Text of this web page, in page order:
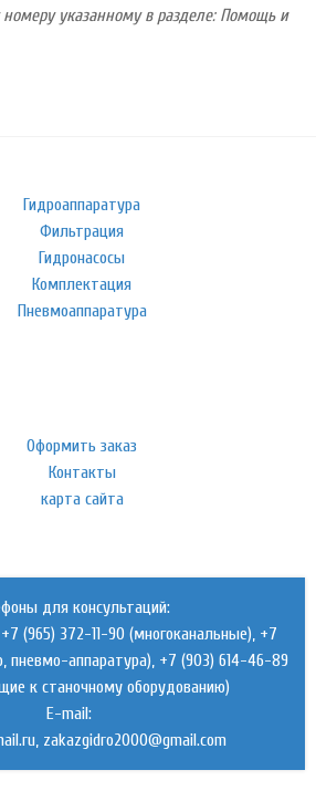
номеру указанному в разделе: Помощь и
Гидроаппаратура
Фильтрация
Гидронасосы
Комплектация
Пневмоаппаратура
Оформить заказ
Контакты
карта сайта
для консультаций:
(965) 372-11-90 (многоканальные), +7
пневмо-аппаратура), +7 (903) 614-46-89
к станочному оборудованию)
E-mail:
,